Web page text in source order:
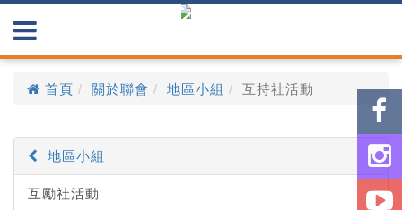
首頁 關於聯會 地區小組 互持社活動
地區小組
互勵社活動